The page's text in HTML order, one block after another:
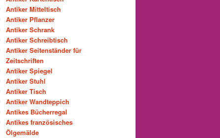
Antiker Mitteltisch
Antiker Pflanzer
Antiker Schrank
Antiker Schreibtisch
Antiker Seitenständer für
Zeitschriften
Antiker Spiegel
Antiker Stuhl
Antiker Tisch
Antiker Wandteppich
Antikes Bücherregal
Antikes französisches
Ölgemälde